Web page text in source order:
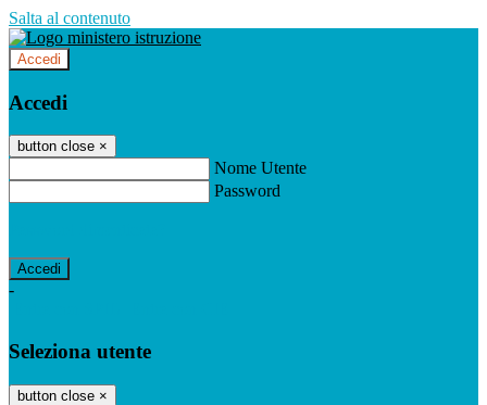
Salta al contenuto
Accedi
Accedi
button close ×
Nome Utente
Password
-
Seleziona utente
button close ×